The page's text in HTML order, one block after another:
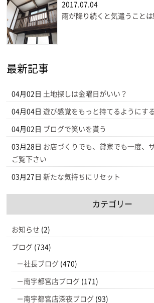
2017.07.04
雨が降り続くと気遣うことは
最新記事
04月02日 土地探しは金曜日がいい？
04月04日 遊び感覚をもっと持てるようにす
04月02日 ブログで笑いを貰う
03月28日 お店づくりでも、貸家でも一度、
ご覧下さい
03月27日 新たな気持ちにリセット
カテゴリー
お知らせ (2)
ブログ (734)
社長ブログ (470)
南宇都宮店ブログ (171)
南宇都宮店深夜ブログ (93)